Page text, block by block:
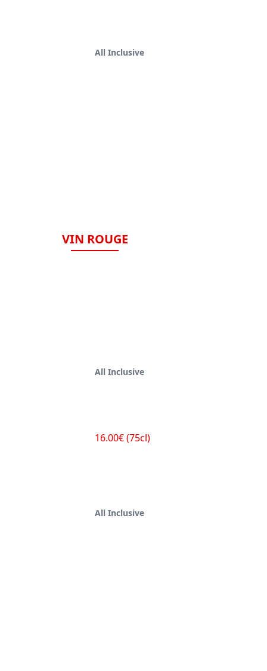
All Inclusive
VIN ROUGE
All Inclusive
16.00€ (75cl)
All Inclusive